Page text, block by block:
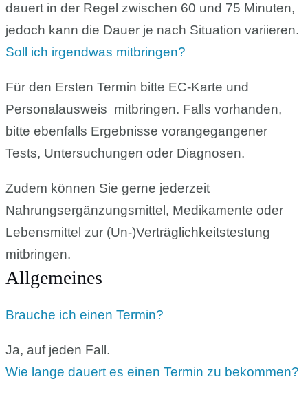
dauert in der Regel zwischen 60 und 75 Minuten,
jedoch kann die Dauer je nach Situation variieren.
Soll ich irgendwas mitbringen?
Für den Ersten Termin bitte EC-Karte und
Personalausweis mitbringen. Falls vorhanden,
bitte ebenfalls Ergebnisse vorangegangener
Tests, Untersuchungen oder Diagnosen.
Zudem können Sie gerne jederzeit
Nahrungsergänzungsmittel, Medikamente oder
Lebensmittel zur (Un-)Verträglichkeitstestung
mitbringen.
Allgemeines
Brauche ich einen Termin?
Ja, auf jeden Fall.
Wie lange dauert es einen Termin zu bekommen?